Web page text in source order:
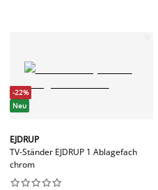
-22%
Neu
EJDRUP
TV-Ständer EJDRUP 1 Ablagefach
chrom





